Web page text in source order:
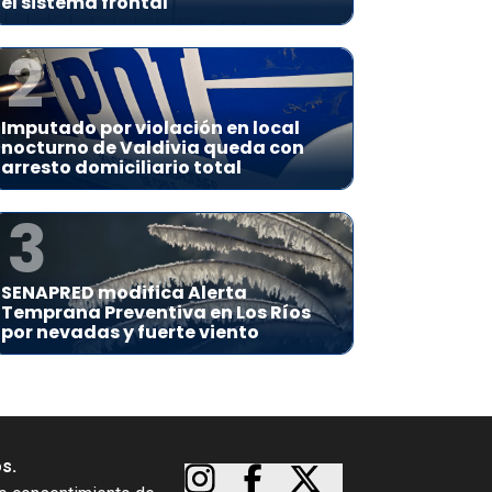
2
Imputado por violación en local
nocturno de Valdivia queda con
arresto domiciliario total
3
SENAPRED modifica Alerta
Temprana Preventiva en Los Ríos
por nevadas y fuerte viento